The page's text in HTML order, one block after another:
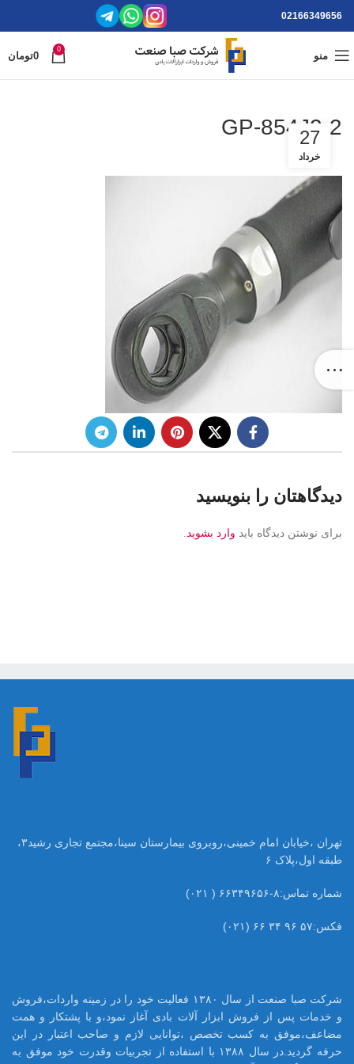
02166349656
منو
0
0تومان
GP-854J2-2
27
خرداد
دیدگاهتان را بنویسید
برای نوشتن دیدگاه باید وارد بشوید
تهران ،خیابان امام خمینی،روبروی بیمارستان سینا،مجتمع تجاری رشید۳،
طبقه اول،پلاک ۶
شماره تماس:۸-۶۶۳۴۹۶۵۶ ( ۰۲۱)
فکس:۵۷ ۹۶ ۳۴ ۶۶ (۰۲۱)
شرکت صبا صنعت از سال ۱۳۸۰ فعالیت خود را در زمینه واردات،فروش
و خدمات پس از فروش ابزار آلات بادی آغاز نمود،و با پشتکار و همت
مضاعف،موفق به کسب تخصص ،توانایی لازم و صاحب اعتبار در این
حرفه گردید.در سال ۱۳۸۸ با استفاده از تجربیات وقدرت خود موفق به